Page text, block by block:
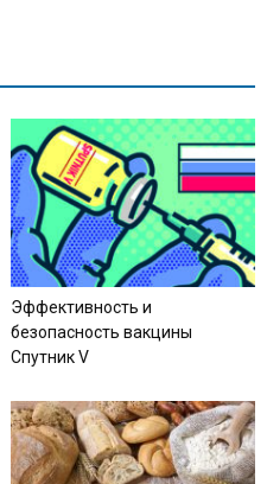
Эффективность и
безопасность вакцины
Спутник V